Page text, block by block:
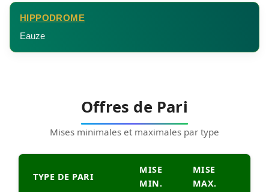
HIPPODROME
Eauze
Offres de Pari
Mises minimales et maximales par type
TYPE DE PARI
MISE
MIN.
MISE
MAX.